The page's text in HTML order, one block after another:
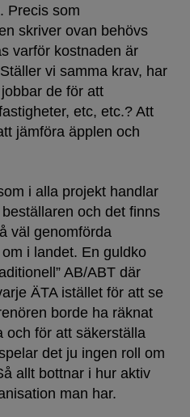
Precis som
skriver ovan behövs
varför kostnaden är
vi samma krav, har
de för att
etc, etc.? Att
jämföra äpplen och
i alla projekt handlar
och det finns
väl genomförda
i landet. En guldko
AB/ABT där
ÄTA istället för att se
borde ha räknat
och för att säkerställa
det ju ingen roll om
allt bottnar i hur aktiv
man har.